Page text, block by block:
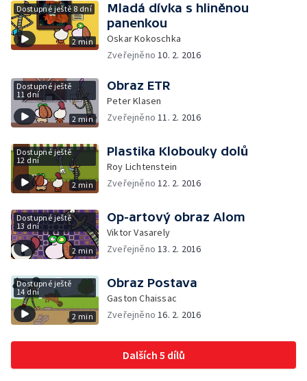
Dostupné ještě 8 dní
2 min
Mladá dívka s hliněnou
panenkou
Oskar Kokoschka
Zveřejněno10. 2. 2016
Dostupné ještě
11 dní
2 min
Obraz ETR
Peter Klasen
Zveřejněno11. 2. 2016
Dostupné ještě
12 dní
2 min
Plastika Klobouky dolů
Roy Lichtenstein
Zveřejněno12. 2. 2016
Dostupné ještě
13 dní
2 min
Op-artový obraz Alom
Viktor Vasarely
Zveřejněno13. 2. 2016
Dostupné ještě
14 dní
2 min
Obraz Postava
Gaston Chaissac
Zveřejněno16. 2. 2016
Dalších 5 dílů